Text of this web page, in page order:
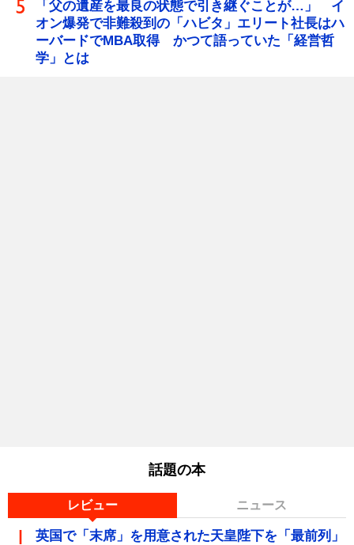
「父の遺産を最良の状態で引き継ぐことが…」 イ
オン爆発で非難殺到の「ハビタ」エリート社長はハ
ーバードでMBA取得 かつて語っていた「経営哲
学」とは
話題の本
レビュー ニュース
英国で「末席」を用意された天皇陛下を「最前列」